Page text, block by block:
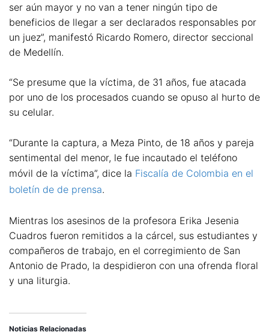
ser aún mayor y no van a tener ningún tipo de
beneficios de llegar a ser declarados responsables por
un juez”, manifestó Ricardo Romero, director seccional
de Medellín.
“Se presume que la víctima, de 31 años, fue atacada
por uno de los procesados cuando se opuso al hurto de
su celular.
“Durante la captura, a Meza Pinto, de 18 años y pareja
sentimental del menor, le fue incautado el teléfono
móvil de la víctima”, dice la Fiscalía de Colombia en el
boletín de de prensa.
Mientras los asesinos de la profesora Erika Jesenia
Cuadros fueron remitidos a la cárcel, sus estudiantes y
compañeros de trabajo, en el corregimiento de San
Antonio de Prado, la despidieron con una ofrenda floral
y una liturgia.
Noticias Relacionadas